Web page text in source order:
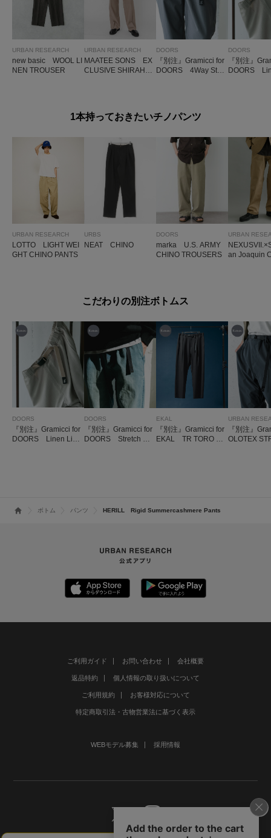
URBAN RESEARCH
new basic WOOL LI
NEN TROUSER
URBAN RESEARCH
MAATEE SONS EX
CLUSIVE SHIRAHA
DOORS
『別注』Gramicci for
DOORS 4Way Stret
DOORS
『別注』
DOORS
1本持っておきたいチノパンツ
URBAN RESEARCH
LOTTO LIGHT WEI
GHT CHINO PANTS
URBS
NEAT CHINO
DOORS
marka U.S. ARMY
CHINO TROUSERS
URBAN
an Joaquin
こだわりの別注ボトムス
DOORS
『別注』Gramicci for
DOORS Linen Like
DOORS
『別注』Gramicci for
DOORS Stretch De
EKAL
『別注』Gramicci for
EKAL TR TORO ト
URBAN
『別注』
OLOTEX
ボトム パンツ HERILL Rigid Summercashmere Pants
ご利用ガイド お問い合わせ 会社概要
返品特約 個人情報の取り扱いについて
ご利用規約 お客様対応について
特定商取引法・古物営業法に基づく表示
WEBモデル募集 採用情報